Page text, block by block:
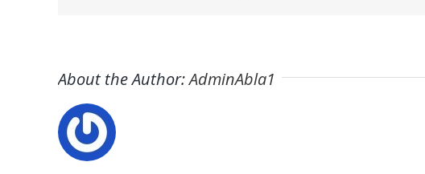
About the Author:AdminAbla1